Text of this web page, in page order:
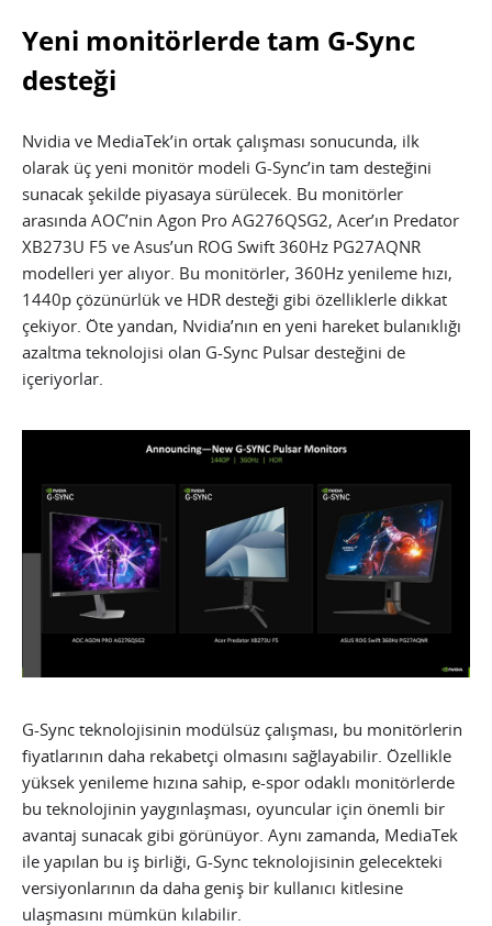
Yeni monitörlerde tam G-Sync
desteği
Nvidia ve MediaTek’in ortak çalışması sonucunda, ilk
olarak üç yeni monitör modeli G-Sync’in tam desteğini
sunacak şekilde piyasaya sürülecek. Bu monitörler
arasında AOC’nin Agon Pro AG276QSG2, Acer’ın Predator
XB273U F5 ve Asus’un ROG Swift 360Hz PG27AQNR
modelleri yer alıyor. Bu monitörler, 360Hz yenileme hızı,
1440p çözünürlük ve HDR desteği gibi özelliklerle dikkat
çekiyor. Öte yandan, Nvidia’nın en yeni hareket bulanıklığı
azaltma teknolojisi olan G-Sync Pulsar desteğini de
içeriyorlar.
G-Sync teknolojisinin modülsüz çalışması, bu monitörlerin
fiyatlarının daha rekabetçi olmasını sağlayabilir. Özellikle
yüksek yenileme hızına sahip, e-spor odaklı monitörlerde
bu teknolojinin yaygınlaşması, oyuncular için önemli bir
avantaj sunacak gibi görünüyor. Aynı zamanda, MediaTek
ile yapılan bu iş birliği, G-Sync teknolojisinin gelecekteki
versiyonlarının da daha geniş bir kullanıcı kitlesine
ulaşmasını mümkün kılabilir.